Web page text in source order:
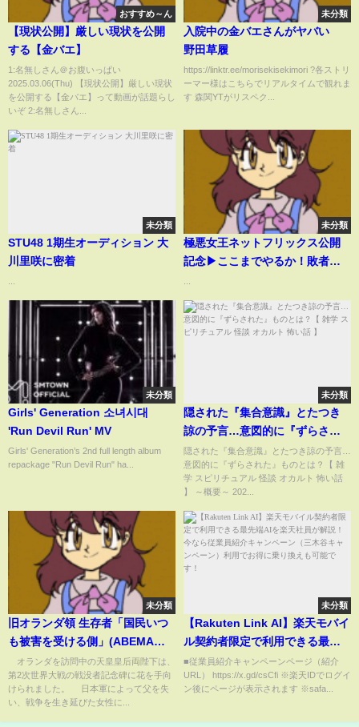
おすすめ～ん
【現状公開】厳しい現状を公開
する【金バエ】
1:名無しさん＠お腹いっぱい
2025.03.06(Thu) 【現状公開】厳しい現状
を公開する【金バエ】って動画が話題らし
いぞ 2:名無しさん...
未分類
入院中の金バエさんがヤバい
野田草履
https://linktr.ee/morisekisekimori ?各ストリ
ーマー様はこちらでリアルタイムで観れま
す 森関YTがリスペク...
未分類
STU48 1期生オーディション 大
川里咲に密着
未分類
極悪女王ネットフリックス公開
記念▶ここまでやるか！敗者髪
未分類
Girls' Generation 소녀시대
'Run Devil Run' MV
Girls' Generation’s 2nd full length album
repackage "Run Devil Run" ha...
未分類
隠された『集合意識』とたつき
諒の予言…意図的に『ずらされ
た』ものとは？【 雑学 スピリチ
ュアル 怪談 オカルト 怖い話 】
隠された『集合意識』とたつき諒の予言…
意図的に『ずらされた』ものとは？【 雑
学 スピリチュアル 怪談 オカルト 怖い話
】 ～概要～ 202...
未分類
旧オランダ領 生存者「国民いつ
も被害を受ける側」(ABEMA
TIMES)
オランダを訪問中の天皇皇后両陛下は、
第2次世界大戦の戦没者記念碑に花を手向
けられました。 日本軍によって父を失
い、戦争を生き延びた女性に...
未分類
【Rakuten Link AI】楽天モバイ
ル契約者限定で利用できる最先
端AIを楽天社員が解説！今なら
従業員紹介キャンペーン（三木
谷キャンペーン）利用でお得に
■従業員紹介キャンペーンページ（紹介
URL） https://x.gd/csCfi ※楽天IDでログイ
ン後にページが表示されます ※safa...